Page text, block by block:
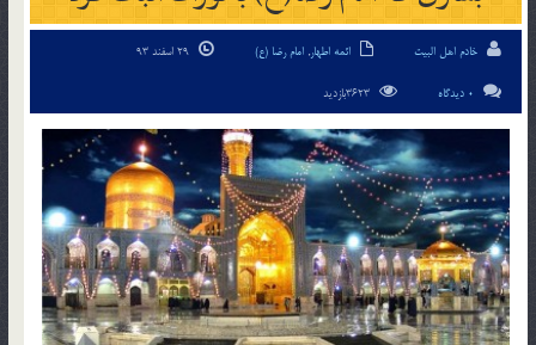
خادم اهل البیت ائمه اطهار, امام رضا (ع)
0 دیدگاه